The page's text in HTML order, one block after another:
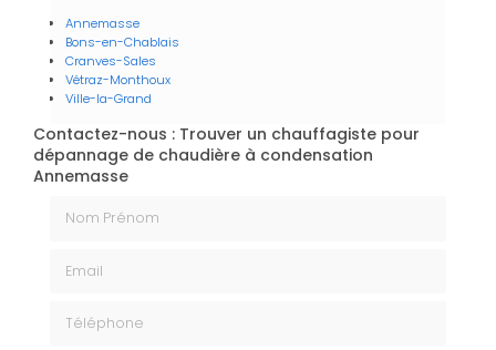
Annemasse
Bons-en-Chablais
Cranves-Sales
Vétraz-Monthoux
Ville-la-Grand
Contactez-nous : Trouver un chauffagiste pour
dépannage de chaudière à condensation
Annemasse